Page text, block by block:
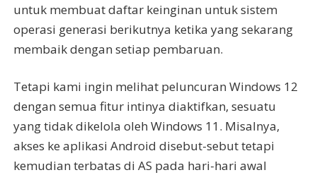
untuk membuat daftar keinginan untuk sistem
operasi generasi berikutnya ketika yang sekarang
membaik dengan setiap pembaruan.
Tetapi kami ingin melihat peluncuran Windows 12
dengan semua fitur intinya diaktifkan, sesuatu
yang tidak dikelola oleh Windows 11. Misalnya,
akses ke aplikasi Android disebut-sebut tetapi
kemudian terbatas di AS pada hari-hari awal